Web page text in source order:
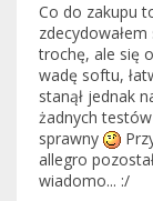
Co do zakupu
trochę, ale się
wadę softu,
stanął jednak
żadnych
sprawny
allegro
wiadomo... :/